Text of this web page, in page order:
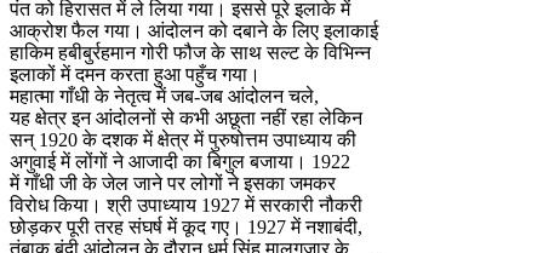
पंत को हिरासत में ले लिया गया। इससे पूरे इलाके में
आक्रोश फैल गया। आंदोलन को दबाने के लिए इलाकाई
हाकिम हबीबुर्रहमान गोरी फौज के साथ सल्ट के विभिन्न
इलाकों में दमन करता हुआ पहुँच गया।
महात्मा गाँधी के नेतृत्व में जब-जब आंदोलन चले,
यह क्षेत्र इन आंदोलनों से कभी अछूता नहीं रहा लेकिन
सन् 1920 के दशक में क्षेत्र में पुरुषोत्तम उपाध्याय की
अगुवाई में लोंगों ने आजादी का बिगुल बजाया। 1922
में गाँधी जी के जेल जाने पर लोगों ने इसका जमकर
विरोध किया। श्री उपाध्याय 1927 में सरकारी नौकरी
छोड़कर पूरी तरह संघर्ष में कूद गए। 1927 में नशाबंदी,